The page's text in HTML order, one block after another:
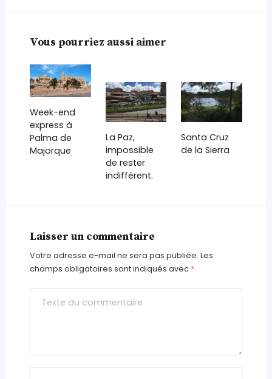
Vous pourriez aussi aimer
Week-end
express à
Palma de
Majorque
La Paz,
impossible
de rester
indifférent.
Santa Cruz
de la Sierra
Laisser un commentaire
Votre adresse e-mail ne sera pas publiée. Les
champs obligatoires sont indiqués avec *